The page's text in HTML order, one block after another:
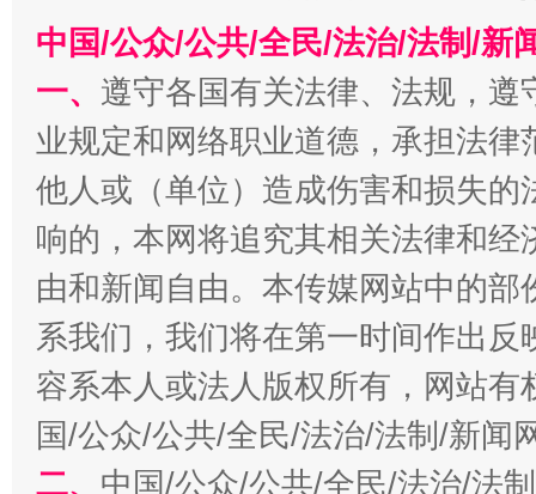
千年窑火 生生不息
中国/公众/公共/全民/法治/法制/新
一、 遵守各国有关法律、法规，
业规定和网络职业道德，承担法
他人或（单位）造成伤害和损失
响的，本网将追究其相关法律和
由和新闻自由。本传媒网站中的
系我们，我们将在第一时间作出
容系本人或法人版权所有，网站
国/公众/公共/全民/法治/法制/新闻
二、 中国/公众/公共/全民/法治/法